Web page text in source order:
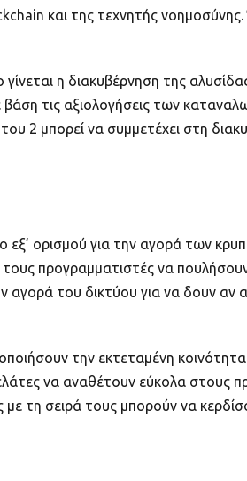
και της τεχνητής
η διακυβέρνηση της
τις αξιολογήσεις των
2 μπορεί να συμμετέχει στη
εξ’ ορισμού για την αγορά των
προγραμματιστές να
του δικτύου για να δουν αν
την εκτεταμένη
να αναθέτουν εύκολα στους
τη σειρά τους μπορούν να